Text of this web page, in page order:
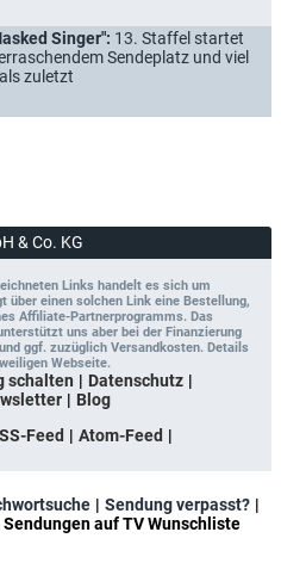
Singer": 13. Staffel startet
Sendeplatz und viel
zuletzt
& Co. KG
Links handelt es sich um
einen solchen Link eine Bestellung,
Affiliate-Partnerprogramms. Das
uns aber bei der Finanzierung
ggf. zuzüglich Versandkosten. Details
Webseite.
schalten
Datenschutz
Blog
Feed
Atom-Feed
Sendung verpasst?
auf TV Wunschliste